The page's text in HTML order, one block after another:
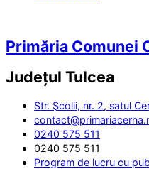
Primăria Comunei
Județul Tulcea
Str. Şcolii, nr. 2, satul
0240 575 511
0240 575 511
Program de lucru cu